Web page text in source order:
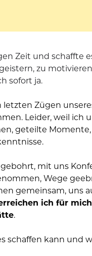
Zeit und schaffte
zu
sofort ja.
letzten Zügen
Leider, weil ich
geteilte
mit uns
Wege
ich für
.
schaffen kann und